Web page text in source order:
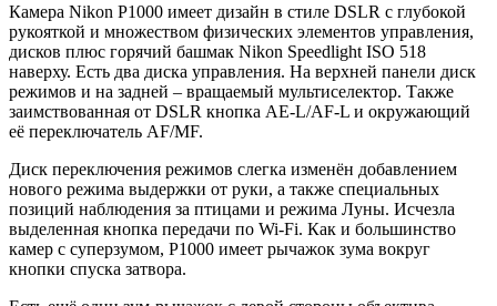
Камера Nikon P1000 имеет дизайн в стиле DSLR с глубокой
рукояткой и множеством физических элементов управления,
дисков плюс горячий башмак Nikon Speedlight ISO 518
наверху. Есть два диска управления. На верхней панели диск
режимов и на задней – вращаемый мультиселектор. Также
заимствованная от DSLR кнопка AE-L/AF-L и окружающий
её переключатель AF/MF.
Диск переключения режимов слегка изменён добавлением
нового режима выдержки от руки, а также специальных
позиций наблюдения за птицами и режима Луны. Исчезла
выделенная кнопка передачи по Wi-Fi. Как и большинство
камер с суперзумом, P1000 имеет рычажок зума вокруг
кнопки спуска затвора.